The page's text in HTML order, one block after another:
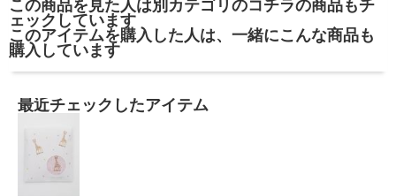
この商品を見た人は別カテゴリのコチラの商品もチ
ェックしています
このアイテムを購入した人は、一緒にこんな商品も
購入しています
最近チェックしたアイテム